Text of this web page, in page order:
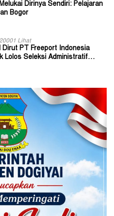
Dirinya Sendiri: Pelajaran
Bogor
Lihat
Dirut PT Freeport Indonesia
Lolos Seleksi Administratif